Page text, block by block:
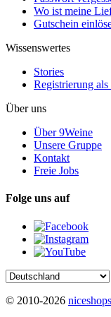
Wo ist meine
Gutschein
Wissenswertes
Stories
Registrierung
Über uns
Über 9Weine
Unsere Gruppe
Kontakt
Freie Jobs
Folge uns auf
© 2010-2026